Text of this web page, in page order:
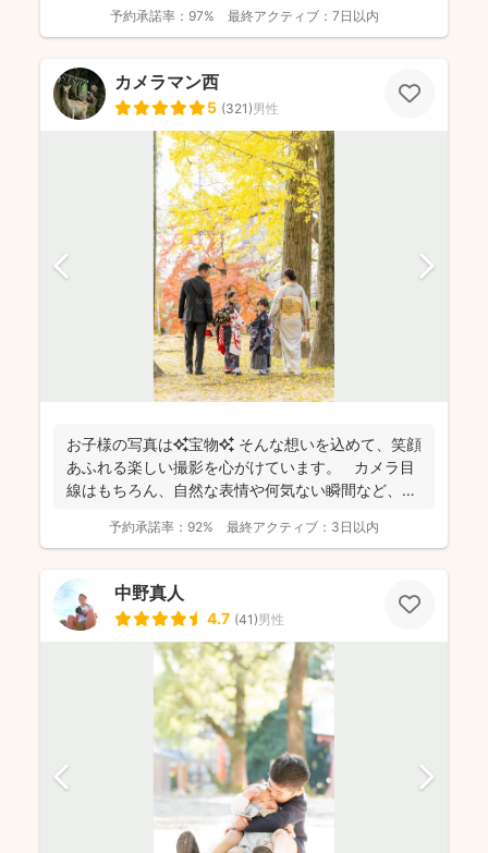
予約承諾率： 97% 最終アクティブ： 7日以内
カメラマン西
5 (321)男性
お子様の写真は✨宝物✨ そんな想いを込めて、笑顔
あふれる楽しい撮影を心がけています。 カメラ目
線はもちろん、自然な表情や何気ない瞬間など、ご
予約承諾率： 92% 最終アクティブ： 3日以内
中野真人
4.7 (41)男性